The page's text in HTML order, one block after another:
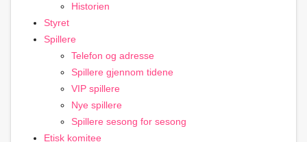
Historien
Styret
Spillere
Telefon og adresse
Spillere gjennom tidene
VIP spillere
Nye spillere
Spillere sesong for sesong
Etisk komitee